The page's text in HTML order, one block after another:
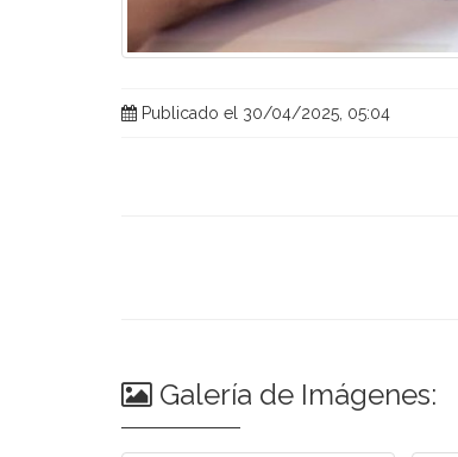
Publicado el 30/04/2025, 05:04
Galería de Imágenes: